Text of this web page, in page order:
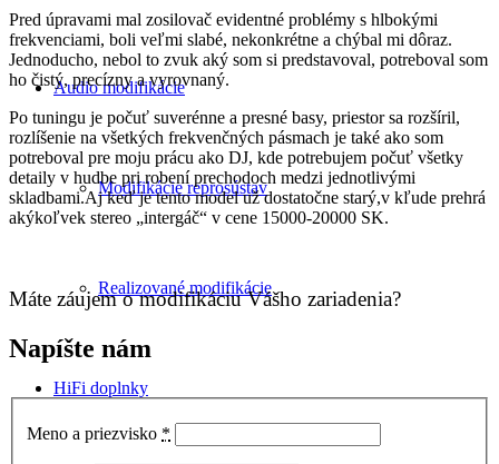
Audio modifikácie
Modifikácie reprosústav
Realizované modifikácie
HiFi doplnky
Pred úpravami mal zosilovač evidentné problémy s hlbokými
frekvenciami, boli veľmi slabé, nekonkrétne a chýbal mi dôraz.
Jednoducho, nebol to zvuk aký som si predstavoval, potreboval som
ho čistý, precízny a vyrovnaný.
Po tuningu je počuť suverénne a presné basy, priestor sa rozšíril,
rozlíšenie na všetkých frekvenčných pásmach je také ako som
potreboval pre moju prácu ako DJ, kde potrebujem počuť všetky
detaily v hudbe pri robení prechodoch medzi jednotlivými
skladbami.Aj keď je tento model už dostatočne starý,v kľude prehrá
akýkoľvek stereo „intergáč“ v cene 15000-20000 SK.
Máte záujem o modifikáciu Vášho zariadenia?
Napíšte nám
Meno a priezvisko *